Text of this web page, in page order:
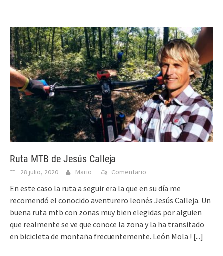
Ruta MTB de Jesús Calleja
28 julio, 2020 Mario Comentario
En este caso la ruta a seguir era la que en su día me
recomendó el conocido aventurero leonés Jesús Calleja. Un
buena ruta mtb con zonas muy bien elegidas por alguien
que realmente se ve que conoce la zona y la ha transitado
en bicicleta de montaña frecuentemente. León Mola ! [...]